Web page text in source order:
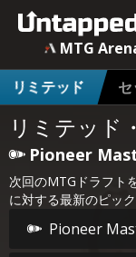
MTG
リミテッド
リミテッド
Pioneer
次回のMTGドラフト
に対する最新のピッ
Pioneer